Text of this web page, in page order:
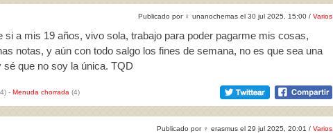
Publicado por ♀ unanochemas el 30 jul 2025, 15:00 / Varios
si a mis 19 años, vivo sola, trabajo para poder pagarme mis cosas,
notas, y aún con todo salgo los fines de semana, no es que sea una
que no soy la única. TQD
- Menuda chorrada (4)
Publicado por ♀ erasmus el 29 jul 2025, 20:01 / Varios